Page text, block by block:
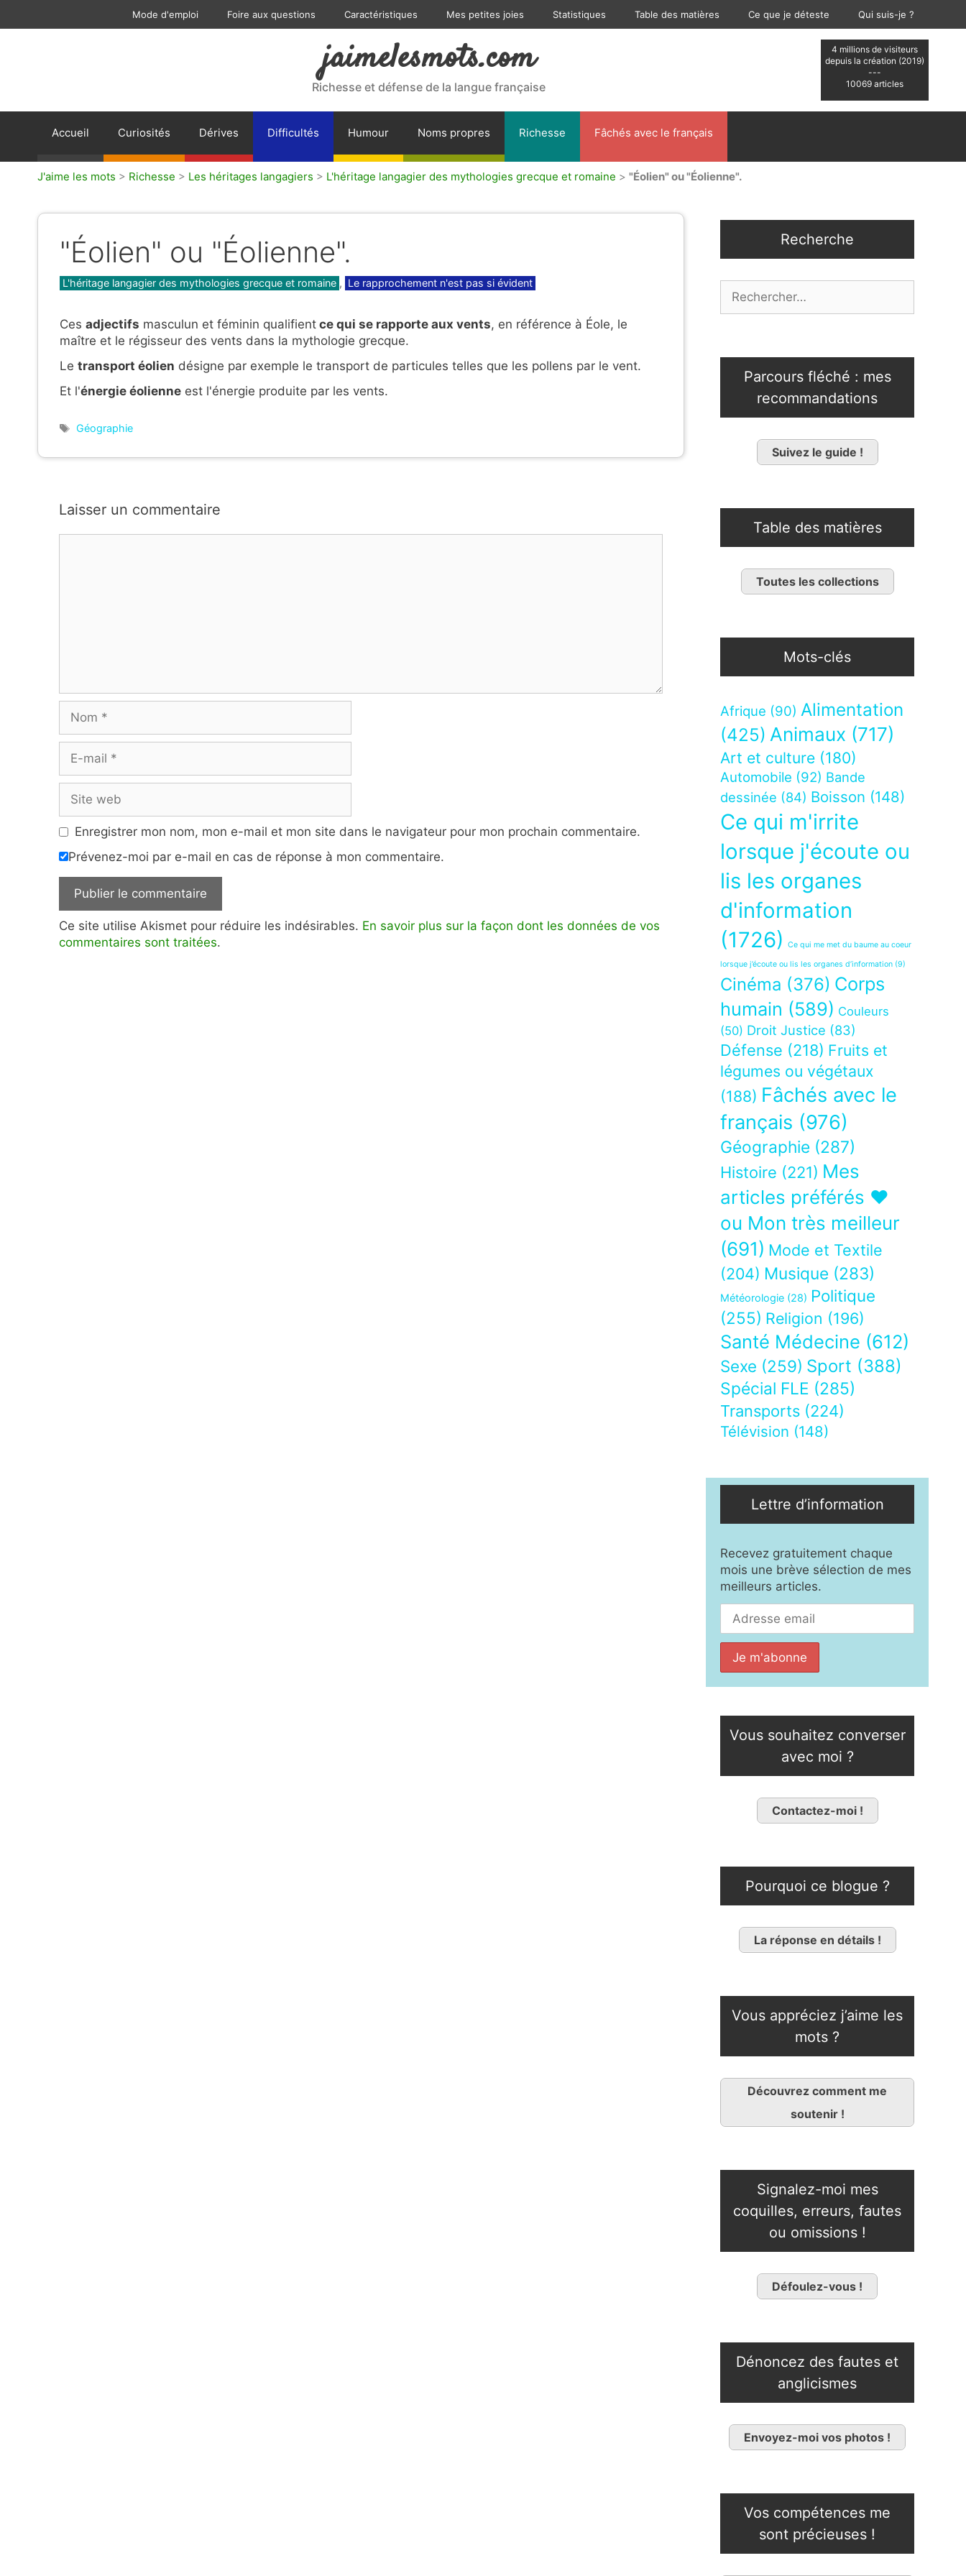
Mode d'emploi Foire aux questions Caractéristiques Mes petites joies Statistiques Table des matières Ce que je déteste Qui suis-je ?
4 millions de visiteurs
depuis la création (2019)
---
10069 articles
jaimelesmots.com
Richesse et défense de la langue française
Accueil Curiosités Dérives Difficultés Humour Noms propres Richesse Fâchés avec le français
J'aime les mots > Richesse > Les héritages langagiers > L'héritage langagier des mythologies grecque et romaine > "Éolien" ou "Éolienne".
"Éolien" ou "Éolienne".
Catégories
L'héritage langagier des mythologies grecque et romaine , Le rapprochement n'est pas si évident
Ces adjectifs masculun et féminin qualifient ce qui se rapporte aux vents, en référence à Éole, le
maître et le régisseur des vents dans la mythologie grecque.
Le transport éolien désigne par exemple le transport de particules telles que les pollens par le vent.
Et l'énergie éolienne est l'énergie produite par les vents.
Étiquettes
Géographie
Laisser un commentaire
mail
web
Enregistrer mon nom, mon e-mail et mon site dans le navigateur pour mon prochain commentaire.
Prévenez-moi par e-mail en cas de réponse à mon commentaire.
Ce site utilise Akismet pour réduire les indésirables. En savoir plus sur la façon dont les données de vos
commentaires sont traitées.
Recherche
Parcours fléché : mes
recommandations
Suivez le guide !
Table des matières
Toutes les collections
Mots-clés
Afrique (90) Alimentation
(425) Animaux (717)
Art et culture (180)
Automobile (92) Bande
dessinée (84) Boisson (148)
Ce qui m'irrite
lorsque j'écoute ou
lis les organes
d'information
(1726)
Ce qui me met du baume au coeur
lorsque j’écoute ou lis les organes d’information (9)
Cinéma (376) Corps
humain (589) Couleurs
(50) Droit Justice (83)
Défense (218) Fruits et
légumes ou végétaux
(188) Fâchés avec le
français (976)
Géographie (287)
Histoire (221) Mes
articles préférés ❤
ou Mon très meilleur
(691) Mode et Textile
(204) Musique (283)
Météorologie (28) Politique
(255) Religion (196)
Santé Médecine (612)
Sexe (259) Sport (388)
Spécial FLE (285)
Transports (224)
Télévision (148)
Lettre d’information
Recevez gratuitement chaque
mois une brève sélection de mes
meilleurs articles.
Vous souhaitez converser
avec moi ?
Contactez-moi !
Pourquoi ce blogue ?
La réponse en détails !
Vous appréciez j’aime les
mots ?
Découvrez comment me
soutenir !
Signalez-moi mes
coquilles, erreurs, fautes
ou omissions !
Défoulez-vous !
Dénoncez des fautes et
anglicismes
Envoyez-moi vos photos !
Vos compétences me
sont précieuses !